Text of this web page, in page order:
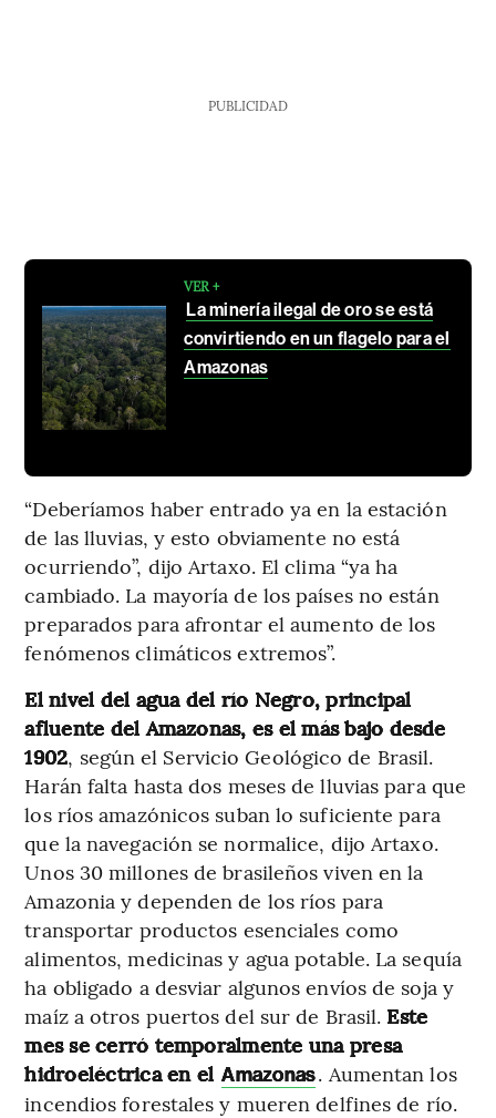
PUBLICIDAD
VER +
La minería ilegal de oro se está
convirtiendo en un flagelo para el
Amazonas
“Deberíamos haber entrado ya en la estación
de las lluvias, y esto obviamente no está
ocurriendo”, dijo Artaxo. El clima “ya ha
cambiado. La mayoría de los países no están
preparados para afrontar el aumento de los
fenómenos climáticos extremos”.
El nivel del agua del río Negro, principal
afluente del Amazonas, es el más bajo desde
1902, según el Servicio Geológico de Brasil.
Harán falta hasta dos meses de lluvias para que
los ríos amazónicos suban lo suficiente para
que la navegación se normalice, dijo Artaxo.
Unos 30 millones de brasileños viven en la
Amazonia y dependen de los ríos para
transportar productos esenciales como
alimentos, medicinas y agua potable. La sequía
ha obligado a desviar algunos envíos de soja y
maíz a otros puertos del sur de Brasil. Este
mes se cerró temporalmente una presa
hidroeléctrica en el Amazonas. Aumentan los
incendios forestales y mueren delfines de río.